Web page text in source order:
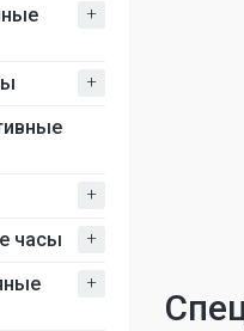
+
+
+
часы +
+